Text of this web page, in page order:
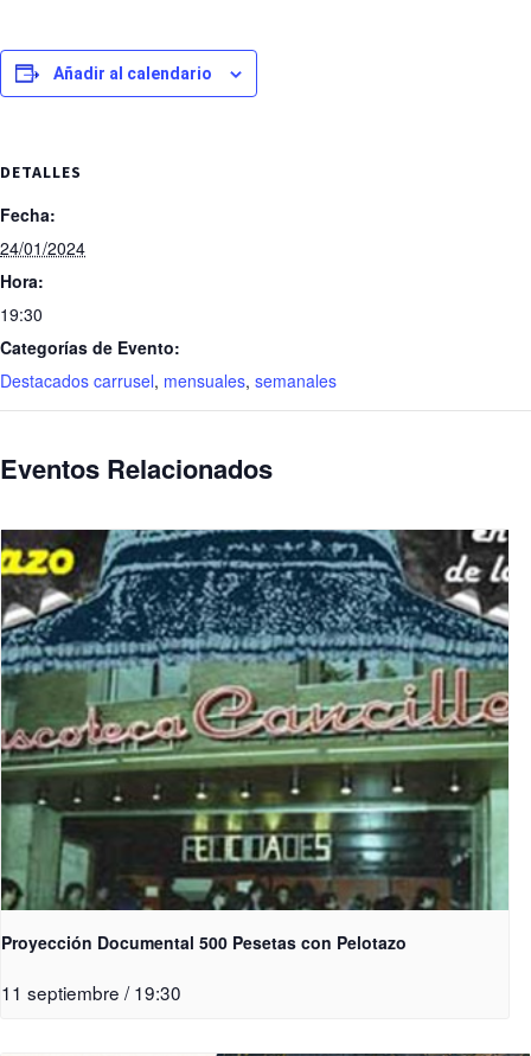
Añadir al calendario
DETALLES
Fecha:
24/01/2024
Hora:
19:30
Categorías de Evento:
Destacados carrusel, mensuales, semanales
Eventos Relacionados
Proyección Documental 500 Pesetas con Pelotazo
11 septiembre / 19:30